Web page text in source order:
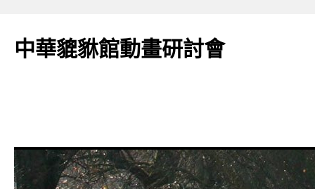
主
中華貔貅館動畫研討會